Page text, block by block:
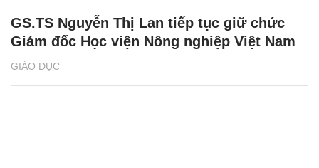
GIÁO DỤC
GS.TS Nguyễn Thị Lan tiếp tục giữ chức
Giám đốc Học viện Nông nghiệp Việt Nam